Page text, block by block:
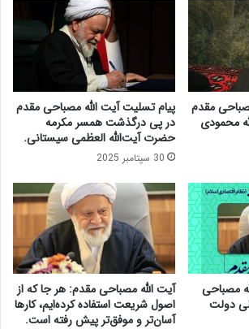
مقدم
محمودی
پیام تسلیت آیت الله مصباحی مقدم
در پی درگذشت همسر مکرمه
حضرت آیت‌الله العظمی سیستانی.
30 سپتامبر 2025
مصباحی
دولت
آیت الله مصباحی مقدم: هر جا که از
اصول شریعت استفاده کرده‌ایم، کارها
آسان‌تر و موفق‌تر پیش رفته است.